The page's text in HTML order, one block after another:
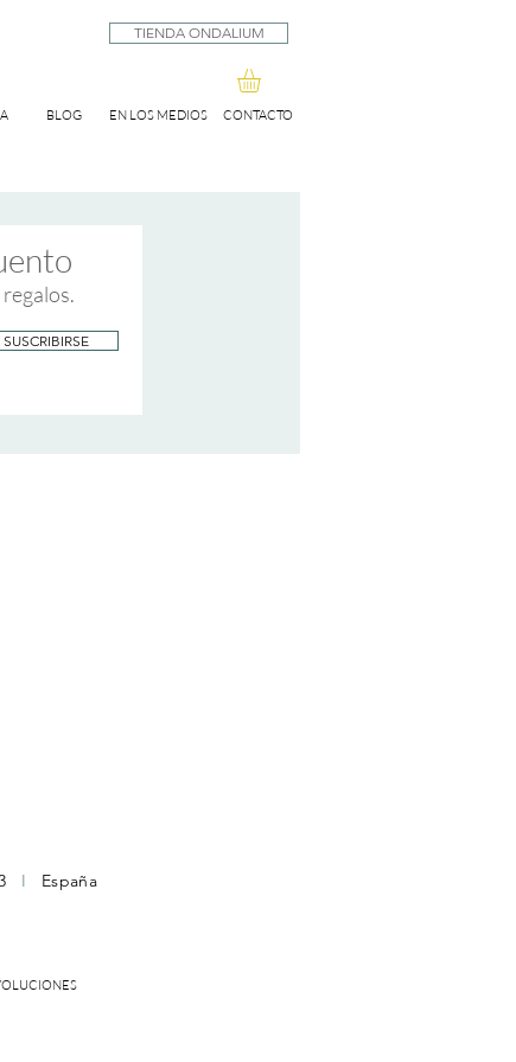
TIENDA ONDALIUM
BLOG EN LOS MEDIOS CONTACTO
SUSCRIBIRSE
I España